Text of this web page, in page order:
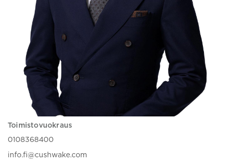
Toimistovuokraus
0108368400
info.fi@cushwake.com